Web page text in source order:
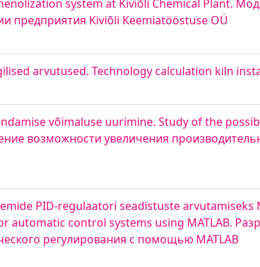
system at Kiviõli Chemical Plant.
предприятия Kiviõli Keemiatööstuse OÜ
arvutused. Technology calculation kiln
võimaluse uurimine. Study of the
возможности увеличения
PID-regulaatori seadistuste arvutamiseks
control systems using MATLAB.
регулирования с помощью MATLAB